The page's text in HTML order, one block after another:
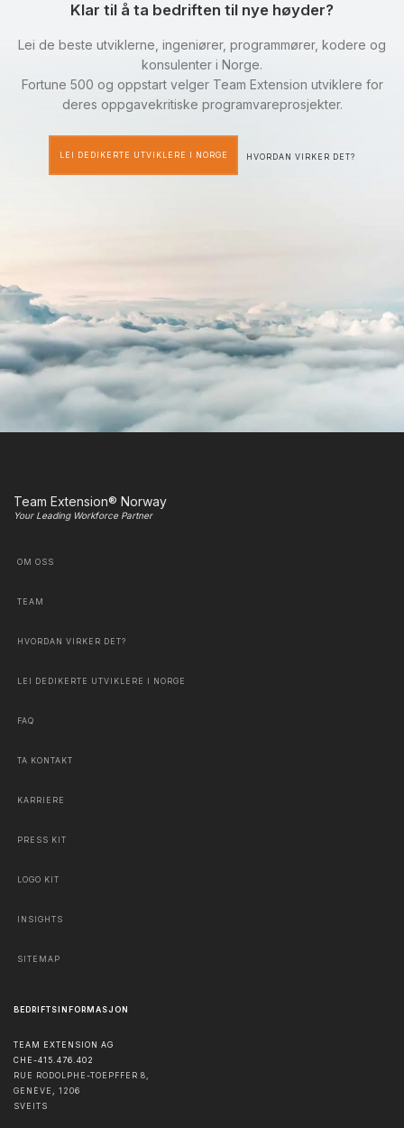
Klar til å ta bedriften til nye høyder?
Lei de beste utviklerne, ingeniører, programmører, kodere og
konsulenter i Norge.
Fortune 500 og oppstart velger Team Extension utviklere for
deres oppgavekritiske programvareprosjekter.
LEI DEDIKERTE UTVIKLERE I NORGE HVORDAN VIRKER DET?
Team Extension® Norway
Your Leading Workforce Partner
OM OSS
TEAM
HVORDAN VIRKER DET?
LEI DEDIKERTE UTVIKLERE I NORGE
FAQ
TA KONTAKT
KARRIERE
PRESS KIT
LOGO KIT
INSIGHTS
SITEMAP
BEDRIFTSINFORMASJON
TEAM EXTENSION AG
CHE-415.476.402
RUE RODOLPHE-TOEPFFER 8,
GENÈVE , 1206
SVEITS